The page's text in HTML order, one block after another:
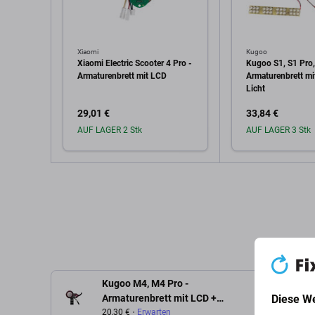
Xiaomi
Xiaomi Electric Scooter 4 Pro -
Armaturenbrett mit LCD
29,01 €
AUF LAGER 2 Stk
Kugoo
Kugoo S1, S1
Armaturenbrett
Licht
33,84 €
AUF LAGER 3 Stk
Kugoo M4, M4 Pro -
Armaturenbrett mit LCD +
20,30 € Erwarten
Diese